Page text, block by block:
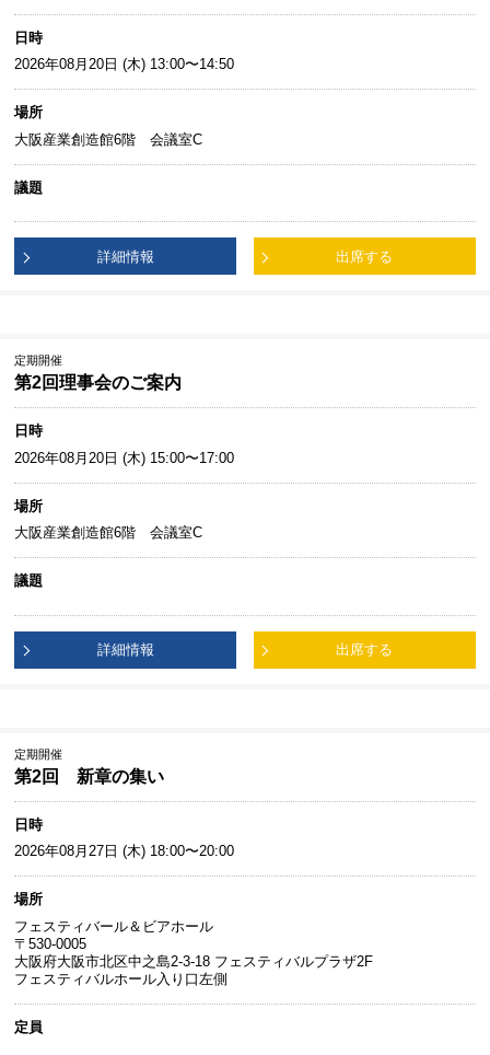
日時
2026年08月20日 (木) 13:00〜14:50
場所
大阪産業創造館6階 会議室C
議題
詳細情報 出席する
定期開催
第2回理事会のご案内
日時
2026年08月20日 (木) 15:00〜17:00
場所
大阪産業創造館6階 会議室C
議題
詳細情報 出席する
定期開催
第2回 新章の集い
日時
2026年08月27日 (木) 18:00〜20:00
場所
フェスティバール＆ビアホール
〒530-0005
大阪府大阪市北区中之島2-3-18 フェスティバルプラザ2F
フェスティバルホール入り口左側
定員